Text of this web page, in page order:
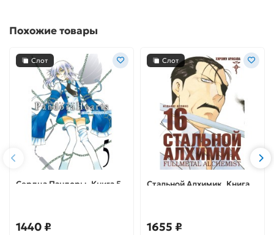
Похожие товары
Слот
Сердца Пандоры. Книга 5
1440 ₽
Слот
Стальной Алхимик. Книга
1655 ₽